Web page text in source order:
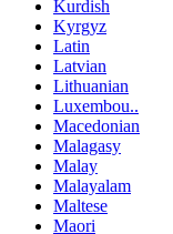
Kurdish
Kyrgyz
Latin
Latvian
Lithuanian
Luxembou..
Macedonian
Malagasy
Malay
Malayalam
Maltese
Maori